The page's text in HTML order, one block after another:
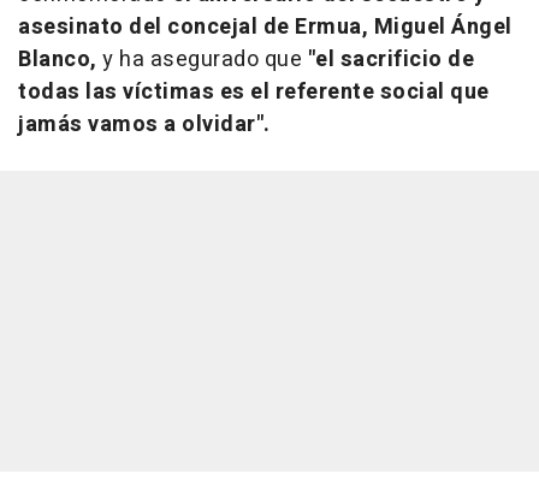
asesinato del concejal de Ermua, Miguel Ángel
Blanco, y ha asegurado que "el sacrificio de
todas las víctimas es el referente social que
jamás vamos a olvidar".